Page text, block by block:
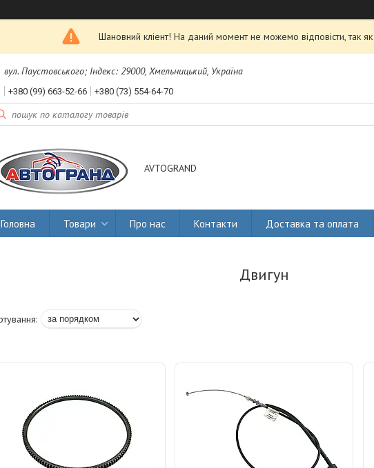
Шановний кліент! На даний момент не можемо відповісти, так
вул. Паустовського; Індекс: 29000, Хмельницький, Україна
+380 (99) 663-52-66 +380 (73) 554-64-70
AVTOGRAND
Головна Товари Про нас Контакти Доставка та оплата
Двигун